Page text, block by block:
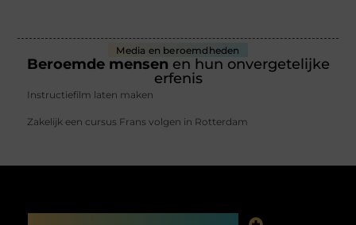
Media en beroemdheden
Beroemde mensen en hun onvergetelijke
erfenis
Instructiefilm laten maken
Zakelijk een cursus Frans volgen in Rotterdam